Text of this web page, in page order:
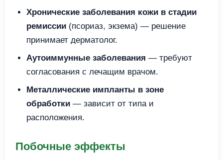
Хронические заболевания кожи в стадии
ремиссии (псориаз, экзема) — решение
принимает дерматолог.
Аутоиммунные заболевания — требуют
согласования с лечащим врачом.
Металлические импланты в зоне
обработки — зависит от типа и
расположения.
Побочные эффекты